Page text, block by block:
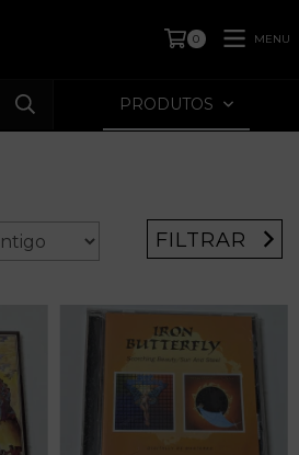
0 MENU
PRODUTOS
FILTRAR